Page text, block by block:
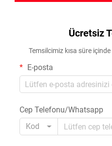
Ücretsiz
Temsilcimiz kısa süre
E-posta
Cep Telefonu/Whatsapp
Kod